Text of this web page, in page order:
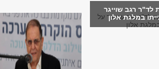
לד"ר רגב שוייגר
במלגת אלון